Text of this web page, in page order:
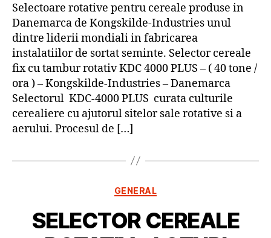
Selectoare rotative pentru cereale produse in
Danemarca de Kongskilde-Industries unul
dintre liderii mondiali in fabricarea
instalatiilor de sortat seminte. Selector cereale
fix cu tambur rotativ KDC 4000 PLUS – ( 40 tone /
ora ) – Kongskilde-Industries – Danemarca
Selectorul KDC-4000 PLUS curata culturile
cerealiere cu ajutorul sitelor sale rotative si a
aerului. Procesul de […]
Categorii
GENERAL
SELECTOR CEREALE